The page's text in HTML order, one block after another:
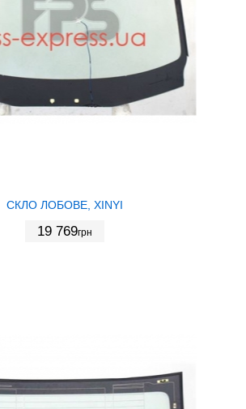
СКЛО ЛОБОВЕ, XINYI
19 769грн